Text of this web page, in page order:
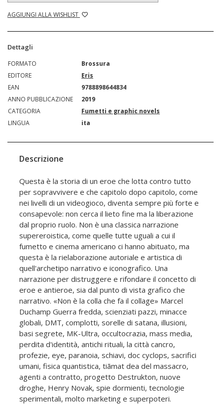
AGGIUNGI ALLA WISHLIST
Dettagli
FORMATO
Brossura
EDITORE
Eris
EAN
9788898644834
ANNO PUBBLICAZIONE
2019
CATEGORIA
Fumetti e graphic novels
LINGUA
ita
Descrizione
Questa è la storia di un eroe che lotta contro tutto
per sopravvivere e che capitolo dopo capitolo, come
nei livelli di un videogioco, diventa sempre più forte e
consapevole: non cerca il lieto fine ma la liberazione
dal proprio ruolo. Non è una classica narrazione
supereroistica, come quelle tutte uguali a cui il
fumetto e cinema americano ci hanno abituato, ma
questa è la rielaborazione autoriale e artistica di
quell'archetipo narrativo e iconografico. Una
narrazione per distruggere e rifondare il concetto di
eroe e antieroe, sia dal punto di vista grafico che
narrativo. «Non è la colla che fa il collage» Marcel
Duchamp Guerra fredda, scienziati pazzi, minacce
globali, DMT, complotti, sorelle di satana, illusioni,
basi segrete, MK-Ultra, occultocrazia, mass media,
perdita d'identità, antichi rituali, la città cancro,
profezie, eye, paranoia, schiavi, doc cyclops, sacrifici
umani, fisica quantistica, tiãmat dea del massacro,
agenti a contratto, progetto Destrukton, nuove
droghe, Henry Novak, spie dormienti, tecnologie
sperimentali, molto marketing e superpoteri.